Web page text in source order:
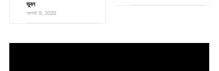
ভুবন
আগস্ট 9, 2020